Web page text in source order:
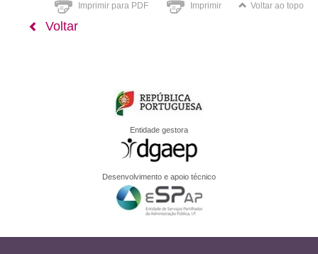
Imprimir para PDF Imprimir Voltar ao topo
Voltar
Entidade gestora
Desenvolvimento e apoio técnico